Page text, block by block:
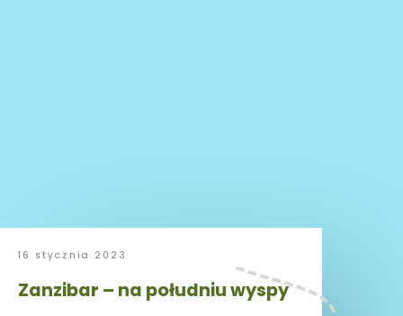
16 stycznia 2023
Zanzibar – na południu wyspy